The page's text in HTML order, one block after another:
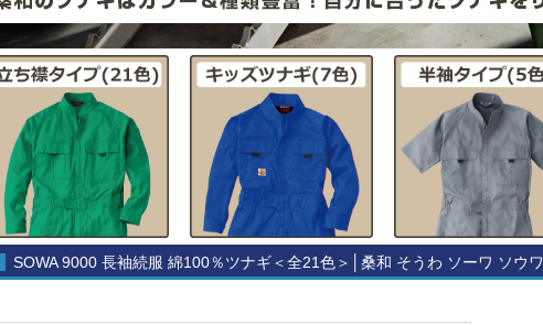
SOWA 9000 長袖続服 綿100％ツナギ＜全21色＞│桑和 そうわ ソーワ ソウワ